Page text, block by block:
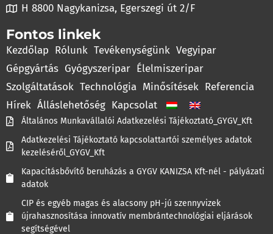
H 8800 Nagykanizsa, Egerszegi út 2/F
Fontos linkek
Kezdőlap Rólunk Tevékenységünk Vegyipar
Gépgyártás Gyógyszeripar Élelmiszeripar
Szolgáltatások Technológia Minősítések Referencia
Hírek Álláslehetőség Kapcsolat
Általános Munkavállalói Adatkezelési Tájékoztató_GYGV_Kft
Adatkezelési Tájékoztató kapcsolattartói személyes adatok
kezeléséről_GYGV_Kft
Kapacitásbővítő beruházás a GYGV KANIZSA Kft-nél - pályázati
adatok
CIP és egyéb magas és alacsony pH-jú szennyvizek
újrahasznosítása innovatív membrántechnológiai eljárások
segítségével